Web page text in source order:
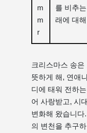
m
m
r
를 비추
래에 대해
크리스마스 송
뜻하게 해, 연애
디에 태워 전하
어 사랑받고, 시
변화해 왔습니다
의 변천을 추구